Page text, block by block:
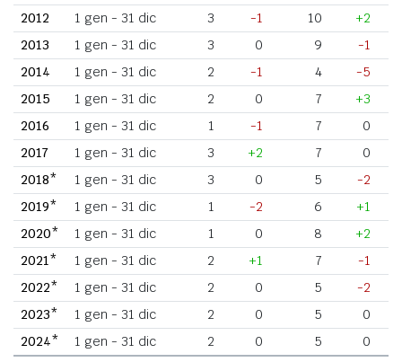
2012
1 gen - 31 dic 3 -1 10
+2
2013
1 gen - 31 dic 3 0 9
-1
2014
1 gen - 31 dic 2 -1 4
-5
2015
1 gen - 31 dic 2 0 7
+3
2016
1 gen - 31 dic 1 -1 7
0
2017
1 gen - 31 dic 3 +2 7
0
2018*
1 gen - 31 dic 3 0 5
-2
2019*
1 gen - 31 dic 1 -2 6
+1
2020*
1 gen - 31 dic 1 0 8
+2
2021*
1 gen - 31 dic 2 +1 7
-1
2022*
1 gen - 31 dic 2 0 5
-2
2023*
1 gen - 31 dic 2 0 5
0
2024*
1 gen - 31 dic 2 0 5 0